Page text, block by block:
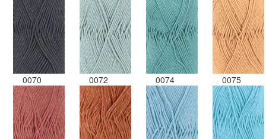
0070 0072 0074 0075